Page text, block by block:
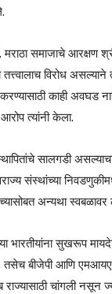
समाजाचे आरक्षण
विरोध असल्याने
काही अवघड
त्यांनी केला.
सालगडी
संस्थांच्या
अन्यथा
सुखरूप
बीजेपी आणि
चांगली नसून